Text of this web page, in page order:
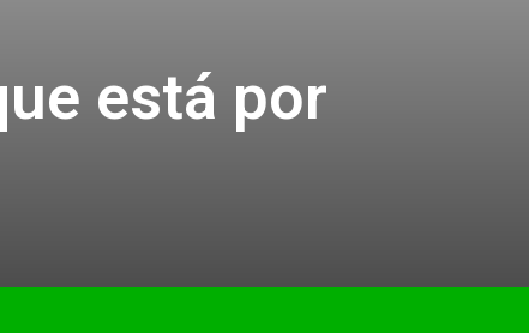
está por